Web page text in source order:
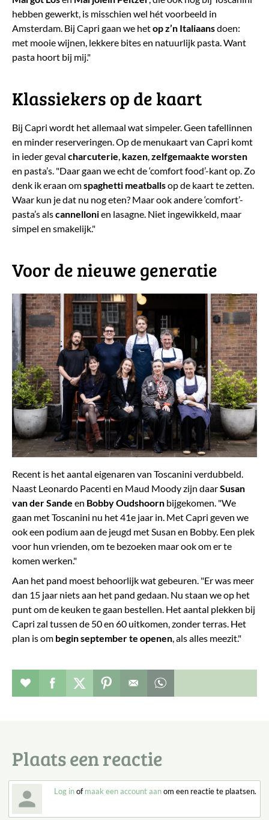
hebben gewerkt, is misschien wel hét voorbeeld in
Amsterdam. Bij Capri gaan we hetop z’n Italiaansdoen:
met mooie wijnen, lekkere bites en natuurlijk pasta. Want
pasta hoort bij mij."
​Klassiekers op de kaart
Bij Capri wordt het allemaal wat simpeler. Geen tafellinnen
en minder reserveringen. Op de menukaart van Capri komt
in ieder geval charcuterie, kazen,zelfgemaakte worsten
en pasta’s. "Daar gaan we echt de ‘comfort food’-kant op. Zo
denk ik eraan omspaghetti meatballsop de kaart te zetten.
Waar kun je dat nu nog eten? Maar ook andere ‘comfort’-
pasta’s alscannellonien lasagne. Niet ingewikkeld, maar
simpel en smakelijk."
​Voor de nieuwe generatie
Recent is het aantal eigenaren van Toscanini verdubbeld.
Naast Leonardo Pacenti en Maud Moody zijn daarSusan
van der Sande en BobbyOudshoorn bijgekomen. "We
gaan met Toscanini nu het 41e jaar in. Met Capri geven we
ook een podium aan de jeugd met Susan en Bobby. Een plek
voor hun vrienden, om te bezoeken maar ook om er te
komen werken."
Aan het pand moest behoorlijk wat gebeuren. "Er was meer
dan 15 jaar niets aan het pand gedaan. Nu staan we op het
punt om de keuken te gaan bestellen. Het aantal plekken bij
Capri zal tussen de 50 en 60 uitkomen, zonder terras. Het
plan is om begin september te openen, als alles meezit."
Verhaal toevoegen aan favorieten
Deel dit op facebook
Deel dit op twitter
Deel dit op pinterest
Plaats een reactie
Log inofmaak een account aanom een reactie te plaatsen.